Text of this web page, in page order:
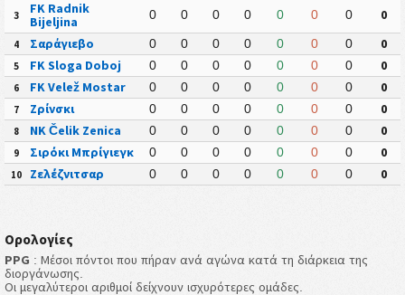
3
FK Radnik
Bijeljina
0 0 0 0 0 0 0 0
4 Σαράγιεβο 0 0 0 0 0 0 0 0
5 FK Sloga Doboj 0 0 0 0 0 0 0 0
6 FK Velež Mostar 0 0 0 0 0 0 0 0
7 Ζρίνσκι 0 0 0 0 0 0 0 0
8 NK Čelik Zenica 0 0 0 0 0 0 0 0
9 Σιρόκι Μπρίγιεγκ 0 0 0 0 0 0 0 0
10 Ζελέζνιτσαρ 0 0 0 0 0 0 0 0
Ορολογίες
PPG : Μέσοι πόντοι που πήραν ανά αγώνα κατά τη διάρκεια της
διοργάνωσης.
Οι μεγαλύτεροι αριθμοί δείχνουν ισχυρότερες ομάδες.